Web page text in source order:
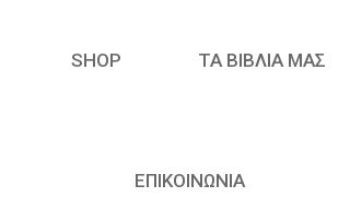
SHOP ΤΑ ΒΙΒΛΙΑ ΜΑΣ
ΕΠΙΚΟΙΝΩΝΙΑ